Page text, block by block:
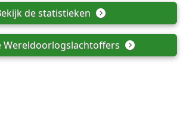
de statistieken
Wereldoorlogslachtoffers